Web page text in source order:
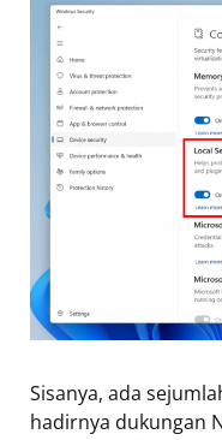
Sisanya, ada
hadirnya dukungan